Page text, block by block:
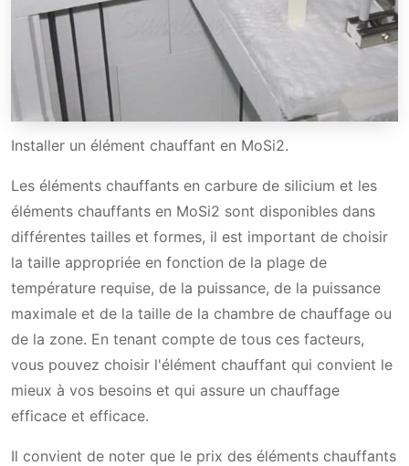
Installer un élément chauffant en MoSi2.
Les éléments chauffants en carbure de silicium et les
éléments chauffants en MoSi2 sont disponibles dans
différentes tailles et formes, il est important de choisir
la taille appropriée en fonction de la plage de
température requise, de la puissance, de la puissance
maximale et de la taille de la chambre de chauffage ou
de la zone. En tenant compte de tous ces facteurs,
vous pouvez choisir l'élément chauffant qui convient le
mieux à vos besoins et qui assure un chauffage
efficace et efficace.
Il convient de noter que le prix des éléments chauffants